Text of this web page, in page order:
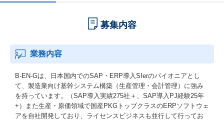
募集内容
業務内容
B-EN-Gは、日本国内でのSAP・ERP導入SIerのパイオニアとし
て、製造業向け基幹システム構築（生産管理・会計管理）に強み
を持っています。（SAP導入実績275社＋、SAP導入PJ経験25年
+）また生産・原価領域で国産PKGトップクラスのERPソフトウェ
アを自社開発しており、ライセンスビジネスも並行して行ってお